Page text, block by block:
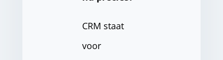
CRM staat
voor